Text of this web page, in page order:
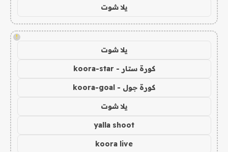
يلا شوت
!
يلا شوت
كورة ستار - koora-star
كورة جول - koora-goal
يلا شوت
yalla shoot
koora live